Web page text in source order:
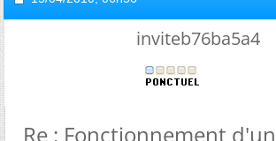
inviteb76ba5a4
Re : Fonctionnement